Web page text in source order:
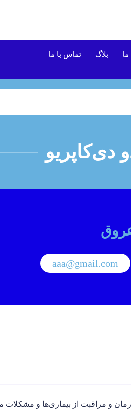
ما بلاگ تماس با ما
دی‌کاپریو
aaa@gmail.com
و مراقبت از بیماری‌ها و